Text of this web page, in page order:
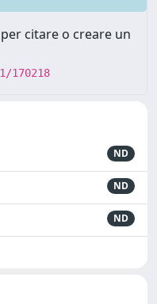
citare o creare un
170218
ND
ND
ND